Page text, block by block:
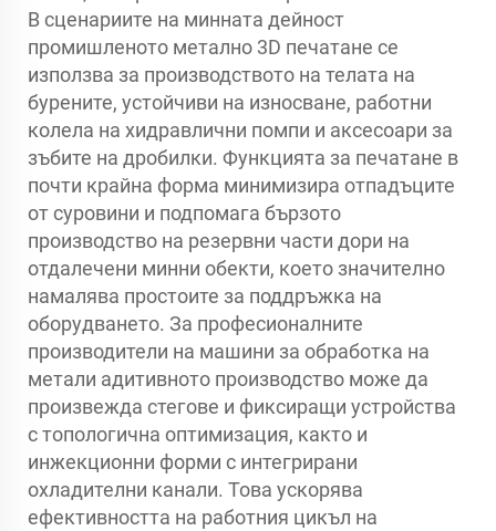
В сценариите на минната дейност
промишленото метално 3D печатане се
използва за производството на телата на
бурените, устойчиви на износване, работни
колела на хидравлични помпи и аксесоари за
зъбите на дробилки. Функцията за печатане в
почти крайна форма минимизира отпадъците
от суровини и подпомага бързото
производство на резервни части дори на
отдалечени минни обекти, което значително
намалява простоите за поддръжка на
оборудването. За професионалните
производители на машини за обработка на
метали адитивното производство може да
произвежда стегове и фиксиращи устройства
с топологична оптимизация, както и
инжекционни форми с интегрирани
охладителни канали. Това ускорява
ефективността на работния цикъл на